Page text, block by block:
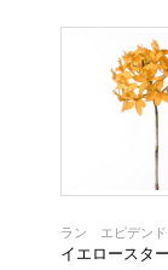
ラン エピデンド
イエロースター